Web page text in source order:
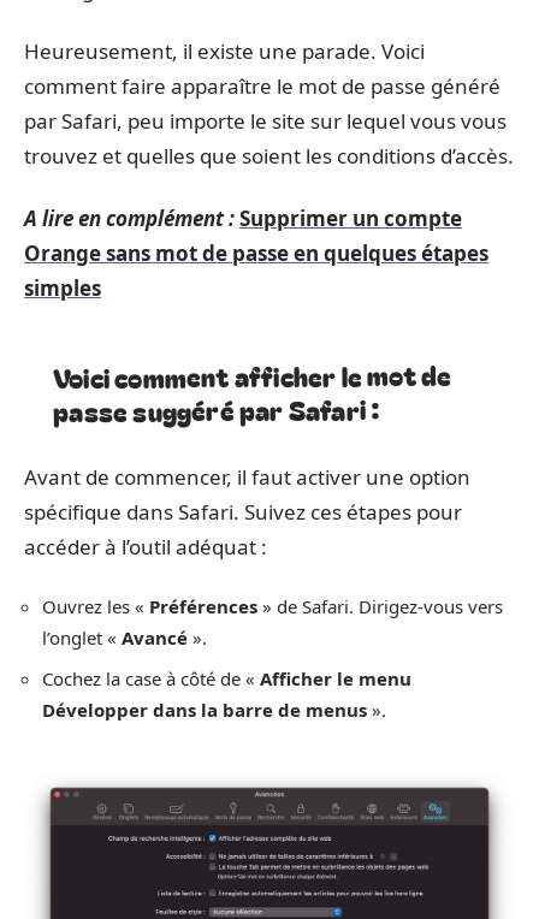
Heureusement, il existe une parade. Voici
comment faire apparaître le mot de passe généré
par Safari, peu importe le site sur lequel vous vous
trouvez et quelles que soient les conditions d’accès.
A lire en complément :Supprimer un compte
Orange sans mot de passe en quelques étapes
simples
Voici comment afficher le mot de
passe suggéré par Safari :
Avant de commencer, il faut activer une option
spécifique dans Safari. Suivez ces étapes pour
accéder à l’outil adéquat :
Ouvrez les « Préférences » de Safari. Dirigez-vous vers
l’onglet « Avancé ».
Cochez la case à côté de « Afficher le menu
Développer dans la barre de menus ».